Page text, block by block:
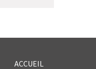
ACCUEIL